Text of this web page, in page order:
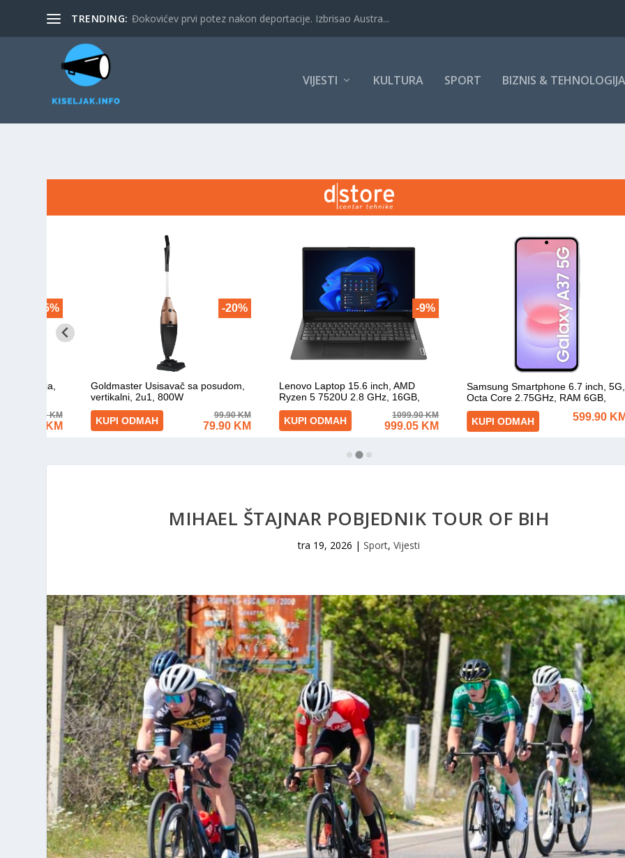
TRENDING: Đokovićev prvi potez nakon deportacije. Izbrisao Austra...
VIJESTI KULTURA SPORT BIZNIS & TEHNOLOGIJA
MIHAEL ŠTAJNAR POBJEDNIK TOUR OF BIH
tra 19, 2026 |Sport,Vijesti